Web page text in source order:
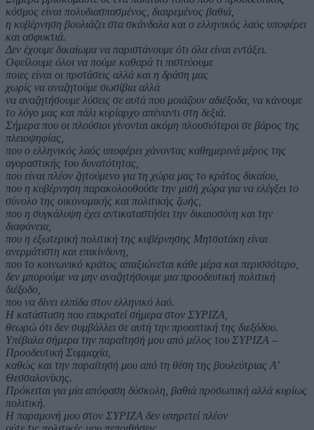
κόσμος είναι πολυδιασπασμένος, διαιρεμένος βαθιά,
η κυβέρνηση βουλιάζει στα σκάνδαλα και ο ελληνικός λαός υποφέρει
και ασφυκτιά.
Δεν έχουμε δικαίωμα να παριστάνουμε ότι όλα είναι εντάξει.
Οφείλουμε όλοι να πούμε καθαρά τι πιστεύουμε
ποιες είναι οι προτάσεις αλλά και η δράση μας
χωρίς να αναζητούμε σωσίβια αλλά
να αναζητήσουμε λύσεις σε αυτά που μοιάζουν αδιέξοδα, να κάνουμε
το λόγο μας και πάλι κυρίαρχο απέναντι στη δεξιά.
Σήμερα που οι πλούσιοι γίνονται ακόμη πλουσιότεροι σε βάρος της
πλειοψηφίας,
που ο ελληνικός λαός υποφέρει χάνοντας καθημερινά μέρος της
αγοραστικής του δυνατότητας,
που είναι πλέον ζητούμενο για τη χώρα μας το κράτος δικαίου,
που η κυβέρνηση παρακολουθούσε την μισή χώρα για να ελέγξει το
σύνολο της οικονομικής και πολιτικής ζωής,
που η συγκάλυψη έχει αντικαταστήσει την δικαιοσύνη και την
διαφάνεια,
που η εξωτερική πολιτική της κυβέρνησης Μητσοτάκη είναι
ανερμάτιστη και επικίνδυνη,
που το κοινωνικό κράτος απαξιώνεται κάθε μέρα και περισσότερο,
δεν μπορούμε να μην αναζητήσουμε μια προοδευτική πολιτική
διέξοδο,
που να δίνει ελπίδα στον ελληνικό λαό.
Η κατάσταση που επικρατεί σήμερα στον ΣΥΡΙΖΑ,
θεωρώ ότι δεν συμβάλλει σε αυτή την προοπτική της διεξόδου.
Υπέβαλα σήμερα την παραίτησή μου από μέλος του ΣΥΡΙΖΑ –
Προοδευτική Συμμαχία,
καθώς και την παραίτησή μου από τη θέση της βουλεύτριας Α’
Θεσσαλονίκης.
Πρόκειται για μία απόφαση δύσκολη, βαθιά προσωπική αλλά κυρίως
πολιτική.
Η παραμονή μου στον ΣΥΡΙΖΑ δεν υπηρετεί πλέον